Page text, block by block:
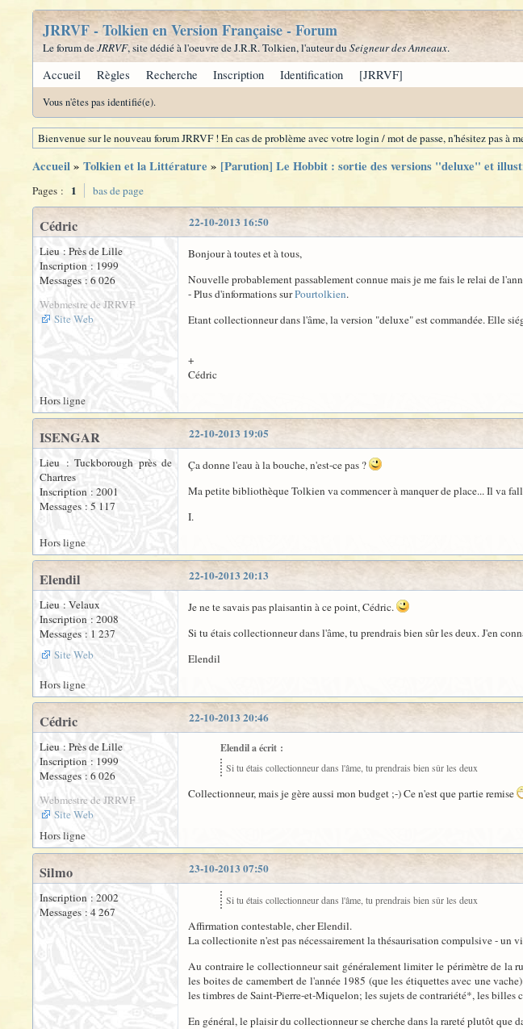
JRRVF - Tolkien en Version Française - Forum
Le forum deJRRVF, site dédié à l'oeuvre de J.R.R. Tolkien, l'auteur du Seigneur des Anneaux.
Accueil Règles Recherche Inscription Identification [JRRVF]
Vous n'êtes pas identifié(e).
Bienvenue sur le nouveau forum JRRVF ! En cas de problème avec votre login / mot de passe, n'hésitez pas à
Accueil» Tolkien et la Littérature » [Parution] Le Hobbit : sortie des versions "deluxe" et
Pages : 1 bas de page
22-10-2013 16:50
Cédric
Lieu : Près de Lille
Inscription : 1999
Messages : 6 026
Webmestre de JRRVF
Site Web
Bonjour à toutes et à tous,
Nouvelle probablement passablement connue mais je me fais le relai de
- Plus d'informations surPourtolkien.
Etant collectionneur dans l'âme, la version "deluxe" est commandée. Elle
+
Cédric
Hors ligne
22-10-2013 19:05
ISENGAR
Lieu : Tuckborough près de
Chartres
Inscription : 2001
Messages : 5 117
Ça donne l'eau à la bouche, n'est-ce pas ?
Ma petite bibliothèque Tolkien va commencer à manquer de place... Il va
I.
Hors ligne
22-10-2013 20:13
Elendil
Lieu : Velaux
Inscription : 2008
Messages : 1 237
Site Web
Je ne te savais pas plaisantin à ce point, Cédric.
Si tu étais collectionneur dans l'âme, tu prendrais bien sûr les deux. J'en
Elendil
Hors ligne
22-10-2013 20:46
Cédric
Lieu : Près de Lille
Inscription : 1999
Messages : 6 026
Webmestre de JRRVF
Site Web
Elendil a écrit :
Si tu étais collectionneur dans l'âme, tu prendrais bien sûr les deux
Collectionneur, mais je gère aussi mon budget ;-) Ce n'est que partie remise
Hors ligne
23-10-2013 07:50
Silmo
Inscription : 2002
Messages : 4 267
Si tu étais collectionneur dans l'âme, tu prendrais bien sûr les deux
Affirmation contestable, cher Elendil.
La collectionite n'est pas nécessairement la thésaurisation compulsive - un
Au contraire le collectionneur sait généralement limiter le périmètre de la
les boites de camembert de l'année 1985 (que les étiquettes avec une
les timbres de Saint-Pierre-et-Miquelon; les sujets de contrariété*, les billes
En général, le plaisir du collectionneur se cherche dans la rareté plutôt que